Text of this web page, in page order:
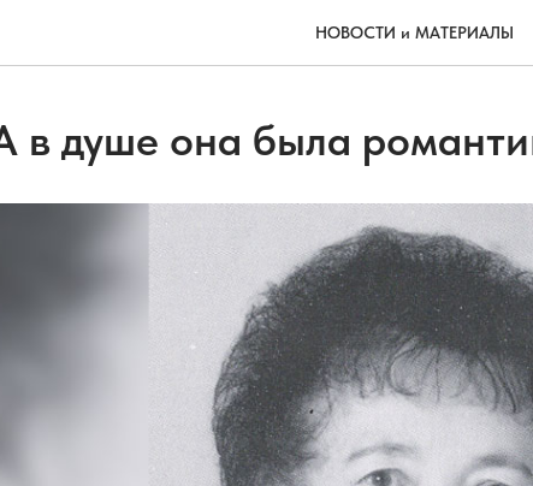
НОВОСТИ и МАТЕРИАЛЫ
в душе она была